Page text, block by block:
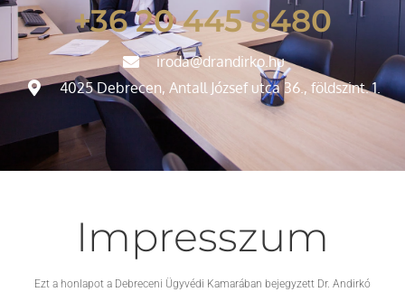
+36 20 445 8480
iroda@drandirko.hu
4025 Debrecen, Antall József utca 36., földszint. 1.
Impresszum
Ezt a honlapot a Debreceni Ügyvédi Kamarában bejegyzett Dr. Andirkó